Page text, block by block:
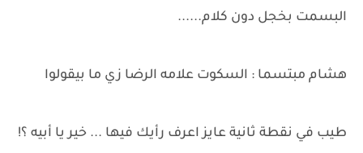
البسمت بخجل دون كلام......
هشام مبتسما : السكوت علامه الرضا زي ما بيقولوا
طيب في نقطة ثانية عايز اعرف رأيك فيها ... خير يا أبيه ؟!